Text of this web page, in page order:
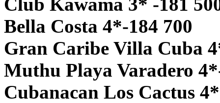
Bella Costa 4*-184 700
Gran Caribe Villa Cuba
Muthu Playa Varadero
Cubanacan Los Cactus